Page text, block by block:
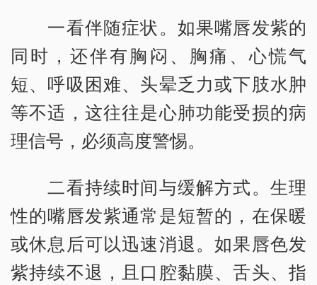
一看伴随症状。如果嘴唇发紫的
同时，还伴有胸闷、胸痛、心慌气
短、呼吸困难、头晕乏力或下肢水肿
等不适，这往往是心肺功能受损的病
理信号，必须高度警惕。
二看持续时间与缓解方式。生理
性的嘴唇发紫通常是短暂的，在保暖
或休息后可以迅速消退。如果唇色发
紫持续不退，且口腔黏膜、舌头、指